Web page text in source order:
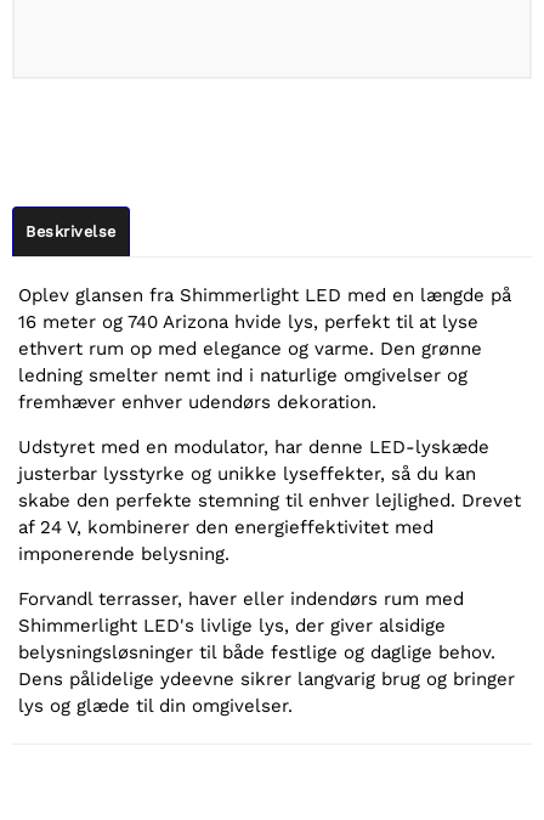
Beskrivelse
Oplev glansen fra Shimmerlight LED med en længde på
16 meter og 740 Arizona hvide lys, perfekt til at lyse
ethvert rum op med elegance og varme. Den grønne
ledning smelter nemt ind i naturlige omgivelser og
fremhæver enhver udendørs dekoration.
Udstyret med en modulator, har denne LED-lyskæde
justerbar lysstyrke og unikke lyseffekter, så du kan
skabe den perfekte stemning til enhver lejlighed. Drevet
af 24 V, kombinerer den energieffektivitet med
imponerende belysning.
Forvandl terrasser, haver eller indendørs rum med
Shimmerlight LED's livlige lys, der giver alsidige
belysningsløsninger til både festlige og daglige behov.
Dens pålidelige ydeevne sikrer langvarig brug og bringer
lys og glæde til din omgivelser.